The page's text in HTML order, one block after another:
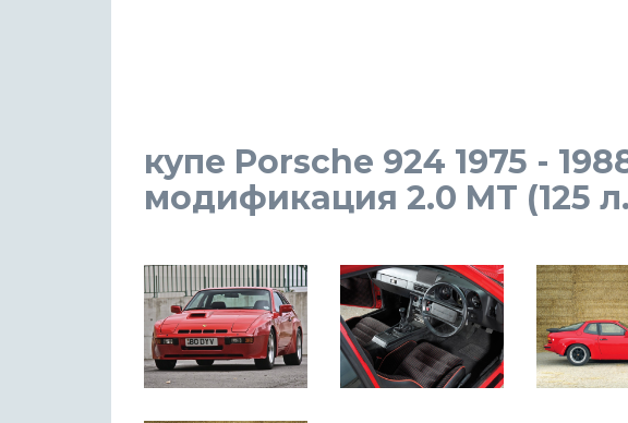
купе Porsche 924 1975 -
модификация 2.0 MT (125